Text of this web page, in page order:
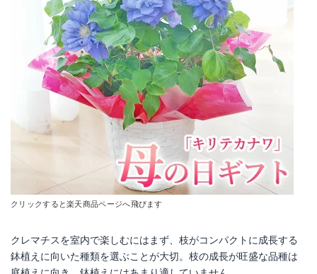
クリックすると楽天商品ページへ飛びます
クレマチスを室内で楽しむにはまず、枝がコンパクトに成長する
鉢植えに向いた種類を選ぶことが大切。枝の成長が旺盛な品種は